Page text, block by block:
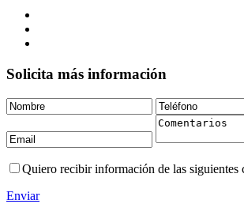
Solicita más información
Quiero recibir información de las siguientes
Enviar